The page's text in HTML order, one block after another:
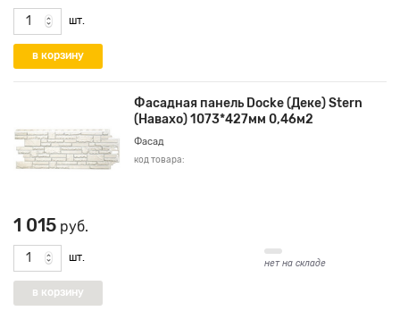
шт.
Фасадная панель Docke (Деке) Stern
(Навахо) 1073*427мм 0,46м2
Фасад
код товара:
1 015 руб.
шт. нет на складе